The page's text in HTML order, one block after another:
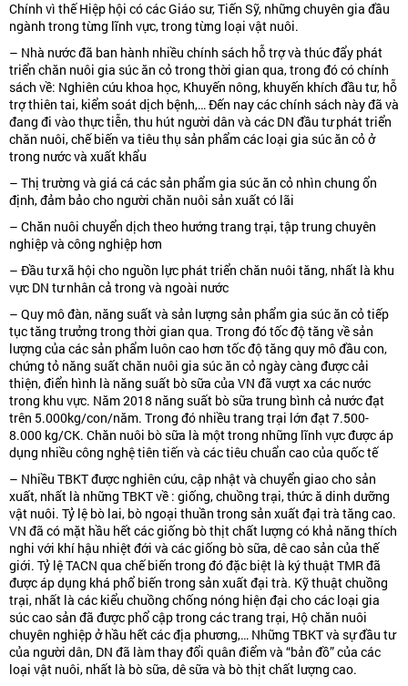
Chính vì thế Hiệp hội có các Giáo sư, Tiến Sỹ, những chuyên gia đầu
ngành trong từng lĩnh vực, trong từng loại vật nuôi.
– Nhà nước đã ban hành nhiều chính sách hỗ trợ và thúc đẩy phát
triển chăn nuôi gia súc ăn cỏ trong thời gian qua, trong đó có chính
sách về: Nghiên cứu khoa học, Khuyến nông, khuyến khích đầu tư, hỗ
trợ thiên tai, kiểm soát dịch bệnh,… Đến nay các chính sách này đã và
đang đi vào thực tiễn, thu hút người dân và các DN đầu tư phát triển
chăn nuôi, chế biến va tiêu thụ sản phẩm các loại gia súc ăn cỏ ở
trong nước và xuất khẩu
– Thị trường và giá cá các sản phẩm gia súc ăn cỏ nhìn chung ổn
định, đảm bảo cho người chăn nuôi sản xuất có lãi
– Chăn nuôi chuyển dịch theo hướng trang trại, tập trung chuyên
nghiệp và công nghiệp hơn
– Đầu tư xã hội cho nguồn lực phát triển chăn nuôi tăng, nhất là khu
vực DN tư nhân cả trong và ngoài nước
– Quy mô đàn, năng suất và sản lượng sản phẩm gia súc ăn cỏ tiếp
tục tăng trưởng trong thời gian qua. Trong đó tốc độ tăng về sản
lượng của các sản phẩm luôn cao hơn tốc độ tăng quy mô đầu con,
chứng tỏ năng suất chăn nuôi gia súc ăn cỏ ngày càng được cải
thiện, điển hình là năng suất bò sữa của VN đã vượt xa các nước
trong khu vực. Năm 2018 năng suất bò sữa trung bình cả nước đạt
trên 5.000kg/con/năm. Trong đó nhiều trang trại lớn đạt 7.500-
8.000 kg/CK. Chăn nuôi bò sữa là một trong những lĩnh vực được áp
dụng nhiều công nghệ tiên tiến và các tiêu chuẩn cao của quốc tế
– Nhiều TBKT được nghiên cứu, cập nhật và chuyển giao cho sản
xuất, nhất là những TBKT về : giống, chuồng trại, thức ă dinh dưỡng
vật nuôi. Tỷ lệ bò lai, bò ngoại thuần trong sản xuất đại trà tăng cao.
VN đã có mặt hầu hết các giống bò thịt chất lượng có khả năng thích
nghi với khí hậu nhiệt đới và các giống bò sữa, dê cao sản của thế
giới. Tỷ lệ TACN qua chế biến trong đó đặc biệt là ký thuật TMR đã
được áp dụng khá phổ biến trong sản xuất đại trà. Kỹ thuật chuồng
trại, nhất là các kiểu chuồng chống nóng hiện đại cho các loại gia
súc cao sản đã được phổ cập trong các trang trại, Hộ chăn nuôi
chuyên nghiệp ở hầu hết các địa phương,… Những TBKT và sự đầu tư
của người dân, DN đã làm thay đổi quân điểm và “bản đồ” của các
loại vật nuôi, nhất là bò sữa, dê sữa và bò thịt chất lượng cao.